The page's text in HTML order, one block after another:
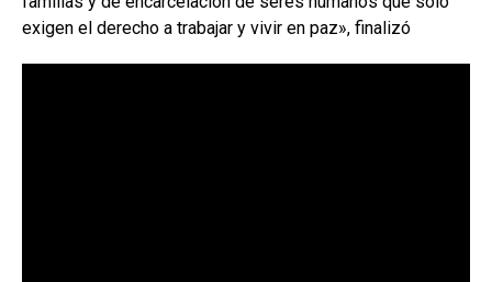
exigen el derecho a trabajar y vivir en paz», finalizó